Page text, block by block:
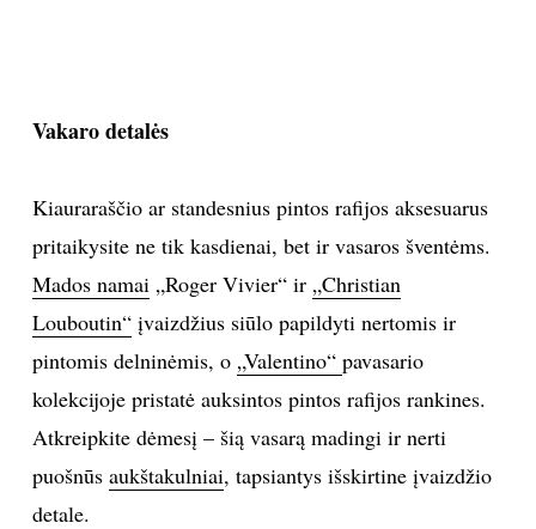
NELAIMĖS
PRIVATUMO POLITIKA
Sekite mus:
Vakaro detalės
Kiauraraščio ar standesnius pintos rafijos aksesuarus
pritaikysite ne tik kasdienai, bet ir vasaros šventėms.
Mados namai„Roger Vivier“ ir „Christian
Louboutin“įvaizdžius siūlo papildyti nertomis ir
pintomis delninėmis, o „Valentino“ pavasario
kolekcijoje pristatė auksintos pintos rafijos rankines.
Atkreipkite dėmesį – šią vasarą madingi ir nerti
puošnūs aukštakulniai, tapsiantys išskirtine įvaizdžio
detale.